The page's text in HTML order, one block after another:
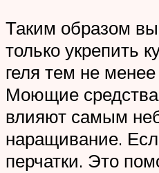
Таким образом
только укрепить
геля тем не
Моющие средства
влияют самым
наращивание.
перчатки. Это